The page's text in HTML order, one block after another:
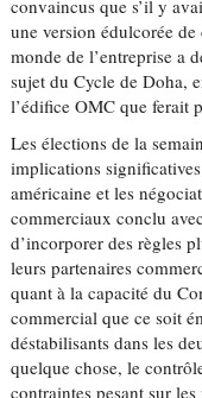
convaincus que s’il y
une version édulcorée
monde de l’entreprise a
sujet du Cycle de Doha,
l’édifice OMC que ferait
Les élections de la
implications
américaine et les
commerciaux conclu
d’incorporer des règles
leurs partenaires
quant à la capacité du
commercial que ce soit
déstabilisants dans les
quelque chose, le
contraintes pesant sur